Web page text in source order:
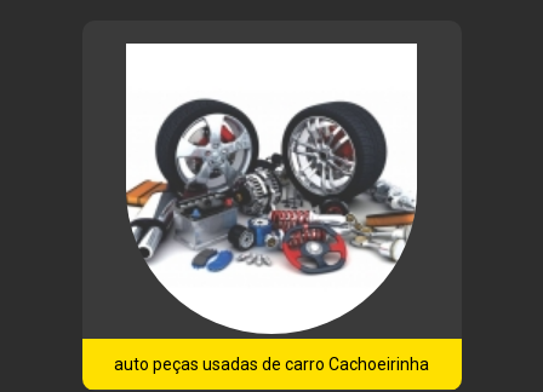
auto peças usadas de carro Cachoeirinha